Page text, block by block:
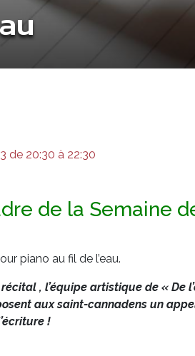
de 20:30 à 22:30
de la Semaine
piano au fil de l’eau.
, l’équipe artistique de « De
aux saint-cannadens un
!